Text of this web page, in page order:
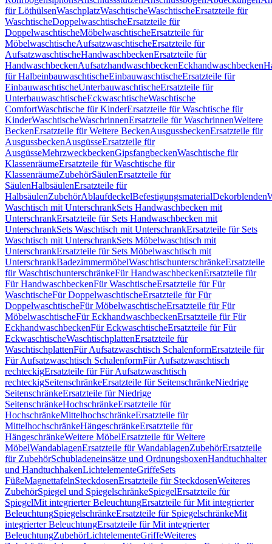
für LöthülsenWaschplatzWaschtischeWaschtischeErsatzteile für
WaschtischeDoppelwaschtischeErsatzteile für
DoppelwaschtischeMöbelwaschtischeErsatzteile für
MöbelwaschtischeAufsatzwaschtischeErsatzteile für
AufsatzwaschtischeHandwaschbeckenErsatzteile für
HandwaschbeckenAufsatzhandwaschbeckenEckhandwaschbecken
für HalbeinbauwaschtischeEinbauwaschtischeErsatzteile für
EinbauwaschtischeUnterbauwaschtischeErsatzteile für
UnterbauwaschtischeEckwaschtischeWaschtische
ComfortWaschtische für KinderErsatzteile für Waschtische für
KinderWaschtischeWaschrinnenErsatzteile für WaschrinnenWeitere
BeckenErsatzteile für Weitere BeckenAusgussbeckenErsatzteile für
AusgussbeckenAusgüsseErsatzteile für
AusgüsseMehrzweckbeckenGipsfangbeckenWaschtische für
KlassenräumeErsatzteile für Waschtische für
KlassenräumeZubehörSäulenErsatzteile für
SäulenHalbsäulenErsatzteile für
HalbsäulenZubehörAblaufdeckelBefestigungsmaterialDekorblenden
Waschtisch mit UnterschrankSets Handwaschbecken mit
UnterschrankErsatzteile für Sets Handwaschbecken mit
UnterschrankSets Waschtisch mit UnterschrankErsatzteile für Sets
Waschtisch mit UnterschrankSets Möbelwaschtisch mit
UnterschrankErsatzteile für Sets Möbelwaschtisch mit
UnterschrankBadezimmermöbelWaschtischunterschränkeErsatzteile
für WaschtischunterschränkeFür HandwaschbeckenErsatzteile für
Für HandwaschbeckenFür WaschtischeErsatzteile für Für
WaschtischeFür DoppelwaschtischeErsatzteile für Für
DoppelwaschtischeFür MöbelwaschtischeErsatzteile für Für
MöbelwaschtischeFür EckhandwaschbeckenErsatzteile für Für
EckhandwaschbeckenFür EckwaschtischeErsatzteile für Für
EckwaschtischeWaschtischplattenErsatzteile für
WaschtischplattenFür Aufsatzwaschtisch SchalenformErsatzteile für
Für Aufsatzwaschtisch SchalenformFür Aufsatzwaschtisch
rechteckigErsatzteile für Für Aufsatzwaschtisch
rechteckigSeitenschränkeErsatzteile für SeitenschränkeNiedrige
SeitenschränkeErsatzteile für Niedrige
SeitenschränkeHochschränkeErsatzteile für
HochschränkeMittelhochschränkeErsatzteile für
MittelhochschränkeHängeschränkeErsatzteile für
HängeschränkeWeitere MöbelErsatzteile für Weitere
MöbelWandablagenErsatzteile für WandablagenZubehörErsatzteile
für ZubehörSchubladeneinsätze und OrdnungsboxenHandtuchhalter
und HandtuchhakenLichtelementeGriffeSets
FüßeMagnettafelnSteckdosenErsatzteile für SteckdosenWeiteres
ZubehörSpiegel und SpiegelschränkeSpiegelErsatzteile für
SpiegelMit integrierter BeleuchtungErsatzteile für Mit integrierter
BeleuchtungSpiegelschränkeErsatzteile für SpiegelschränkeMit
integrierter BeleuchtungErsatzteile für Mit integrierter
BeleuchtungZubehörLichtelementeGriffeWeiteres